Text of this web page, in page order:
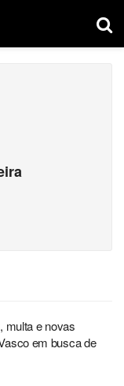
multa e novas
em busca de